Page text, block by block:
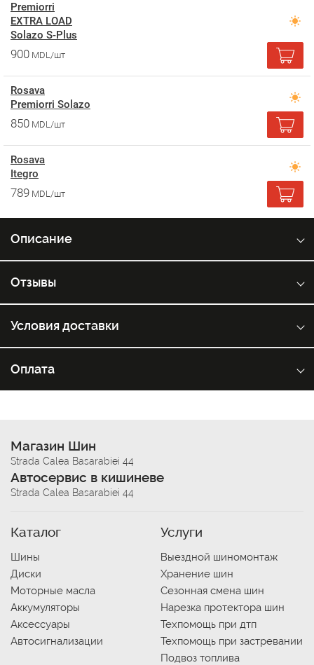
Premiorri
EXTRA LOAD
Solazo S-Plus
900 MDL/шт
Rosava
Premiorri Solazo
850 MDL/шт
Rosava
Itegro
789 MDL/шт
Описание
Отзывы
Условия доставки
Оплата
Магазин Шин
Strada Calea Basarabiei 44
Автосервис в кишиневе
Strada Calea Basarabiei 44
Каталог
Шины
Диски
Моторные масла
Аккумуляторы
Аксессуары
Автосигнализации
Услуги
Выездной шиномонтаж
Хранение шин
Сезонная смена шин
Нарезка протектора шин
Техпомощь при дтп
Техпомощь при застревании
Подвоз топлива